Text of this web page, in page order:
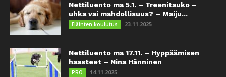
Nettiluento ma 5.1. – Treenitauko –
uhka vai mahdollisuus? – Maiju...
Eläinten koulutus 23.11.2025
Nettiluento ma 17.11. – Hyppäämisen
haasteet – Nina Hänninen
PRO 14.11.2025